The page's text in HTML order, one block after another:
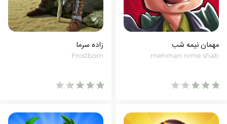
مهمان نیمه شب
mehman nime shab
زاده سرما
Frostborn